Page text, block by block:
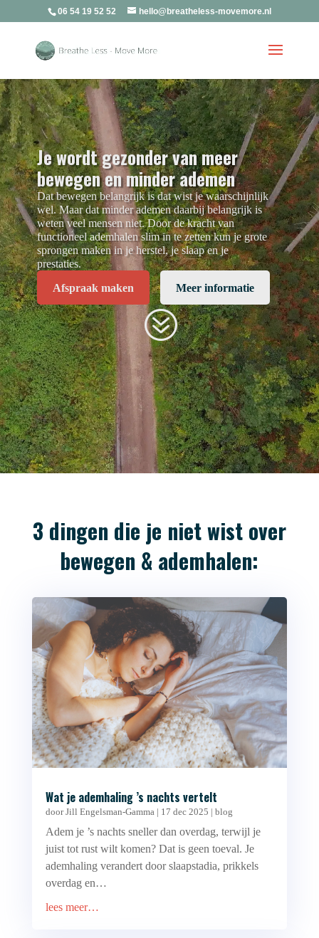
06 54 19 52 52 hello@breatheless-movemore.nl
Je wordt gezonder van meer
bewegen en minder ademen
Dat bewegen belangrijk is dat wist je waarschijnlijk
wel. Maar dat minder ademen daarbij belangrijk is
weten veel mensen niet. Door de kracht van
functioneel ademhalen slim in te zetten kun je grote
sprongen maken in je herstel, je slaap en je
prestaties.
Afspraak maken
Meer informatie
?
3 dingen die je niet wist over
bewegen & ademhalen:
Wat je ademhaling ’s nachts vertelt
doorJill Engelsman-Gamma | 17 dec 2025 | blog
Adem je ’s nachts sneller dan overdag, terwijl je
juist tot rust wilt komen? Dat is geen toeval. Je
ademhaling verandert door slaapstadia, prikkels
overdag en…
lees meer…